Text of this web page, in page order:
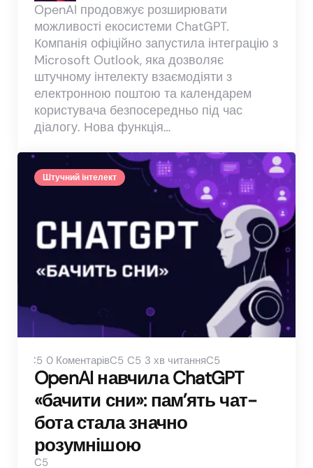
OpenAI продовжує розширювати
можливості екосистеми ChatGPT.
Компанія офіційно запустила інтеграцію з
Microsoft Outlook, яка дозволяє
штучному інтелекту взаємодіяти з
електронною поштою та календарем
користувача безпосередньо під час
діалогу. Нова функція…
Штучний інтелект
OpenAI навчила ChatGPT
«бачити сни»: пам’ять чат-
бота стала значно
розумнішою
0 Коментарів 3 хв читання